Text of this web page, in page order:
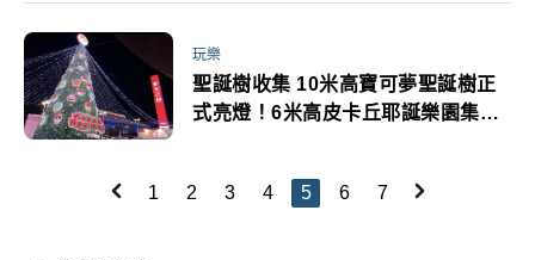
玩樂
聖誕樹收集 10米高寶可夢聖誕樹正
式亮燈！6米高皮卡丘耶誕樂園集章
1 2 3 4 5 6 7